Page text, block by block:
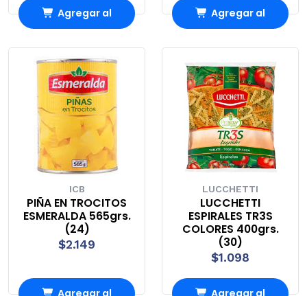
Agregar al Agregar al
ICB
PIÑA EN TROCITOS
ESMERALDA 565grs.
(24)
$2.149
Agregar al
LUCCHETTI
LUCCHETTI
ESPIRALES TR3S
COLORES 400grs.
(30)
$1.098
Agregar al